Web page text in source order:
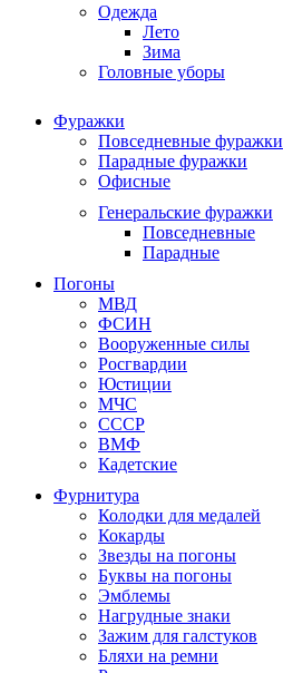
Одежда
Лето
Зима
Головные уборы
Фуражки
Повседневные фуражки
Парадные фуражки
Офисные
Генеральские фуражки
Повседневные
Парадные
Погоны
МВД
ФСИН
Вооруженные силы
Росгвардии
Юстиции
МЧС
СССР
ВМФ
Кадетские
Фурнитура
Колодки для медалей
Кокарды
Звезды на погоны
Буквы на погоны
Эмблемы
Нагрудные знаки
Зажим для галстуков
Бляхи на ремни